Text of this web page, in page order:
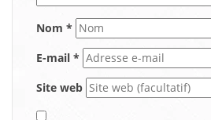
Nom *
E-mail *
Site web